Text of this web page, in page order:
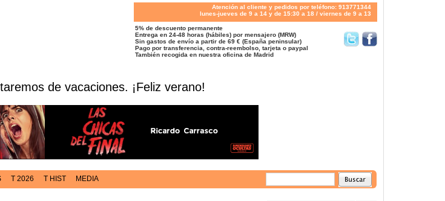
Atención al cliente y pedidos por teléfono: 913771344
lunes-jueves de 9 a 14 y de 15:30 a 18 / viernes de 9 a 13
5% de descuento permanente
Entrega en 24-48 horas (hábiles) por mensajero (MRW)
Sin gastos de envío a partir de 69 € (España peninsular)
Pago por transferencia, contra-reembolso, tarjeta o paypal
También recogida en nuestra oficina de Madrid
de vacaciones. ¡Feliz verano!
T 2026 T HIST MEDIA